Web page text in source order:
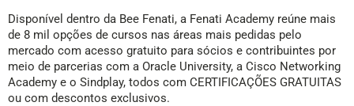
Disponível dentro da Bee Fenati, a Fenati Academy reúne mais
de 8 mil opções de cursos nas áreas mais pedidas pelo
mercado com acesso gratuito para sócios e contribuintes por
meio de parcerias com a Oracle University, a Cisco Networking
Academy e o Sindplay, todos com CERTIFICAÇÕES GRATUITAS
ou com descontos exclusivos.